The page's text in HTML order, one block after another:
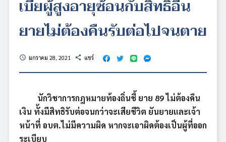
เบี้ยผู้สูงอายุซ้อนกับสิทธิอื่น
ยายไม่ต้องคืนรับต่อไปจนตาย
schedule มกราคม 28, 2021 share แชร์
นักวิชาการกฎหมายท้องถิ่นชี้ ยาย 89 ไม่ต้องคืน
เงิน ทั้งมีสิทธิรับต่อจนกว่าจะเสียชีวิต ยันยายและเจ้า
หน้าที่ อบต.ไม่มีความผิด หากจะเอาผิดต้องเป็นผู้ที่ออก
ระเบียบ